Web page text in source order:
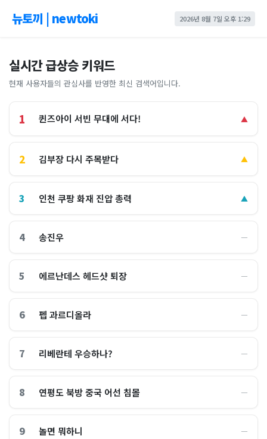
뉴토끼 | newtoki 2026년 8월 7일 오후 1:29
실시간 급상승 키워드
현재 사용자들의 관심사를 반영한 최신 검색어입니다.
1 퀸즈아이 서빈 무대에 서다! ▲
2 김부장 다시 주목받다 ▲
3 인천 쿠팡 화재 진압 총력 ▲
4 송진우 ―
5 에르난데스 헤드샷 퇴장 ―
6 펩 과르디올라 ―
7 리베란테 우승하나? ―
8 연평도 북방 중국 어선 침몰 ―
9 놀면 뭐하니 ―